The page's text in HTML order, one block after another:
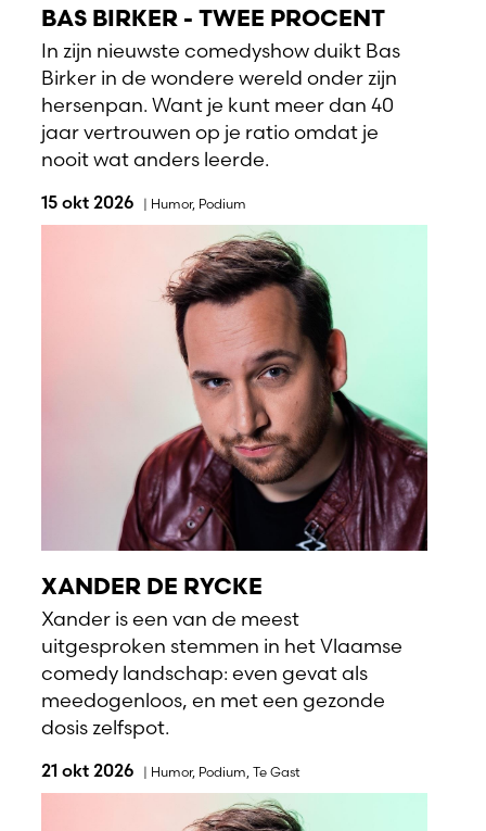
BAS BIRKER - TWEE PROCENT
In zijn nieuwste comedyshow duikt Bas
Birker in de wondere wereld onder zijn
hersenpan. Want je kunt meer dan 40
jaar vertrouwen op je ratio omdat je
nooit wat anders leerde.
15 okt 2026 | Humor, Podium
XANDER DE RYCKE
Xander is een van de meest
uitgesproken stemmen in het Vlaamse
comedy landschap: even gevat als
meedogenloos, en met een gezonde
dosis zelfspot.
21 okt 2026 | Humor, Podium, Te Gast